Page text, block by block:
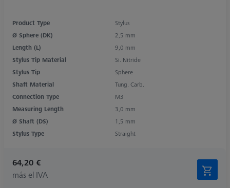
Product Type
Stylus
Ø Sphere (DK)
2,5 mm
Length (L)
9,0 mm
Stylus Tip Material
Si. Nitride
Stylus Tip
Sphere
Shaft Material
Tung. Carb.
Connection Type
M3
Measuring Length
3,0 mm
Ø Shaft (DS)
1,5 mm
Stylus Type
Straight
64,20 €
más el IVA